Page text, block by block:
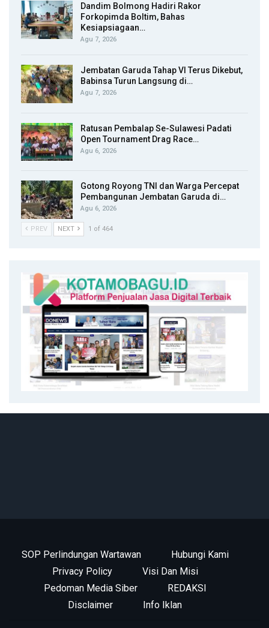
Dandim Bolmong Hadiri Rakor
Forkopimda Boltim, Bahas
Kesiapsiagaan…
Agu 7, 2026
Jembatan Garuda Tahap VI Terus Dikebut,
Babinsa Turun Langsung di…
Agu 7, 2026
Ratusan Pembalap Se-Sulawesi Padati
Open Tournament Drag Race…
Agu 6, 2026
Gotong Royong TNI dan Warga Percepat
Pembangunan Jembatan Garuda di…
Agu 6, 2026
PREV NEXT 1 of 464
SOP Perlindungan Wartawan
Hubungi Kami
Privacy Policy
Visi Dan Misi
Pedoman Media Siber
REDAKSI
Disclaimer
Info Iklan